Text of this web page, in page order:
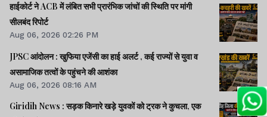
हाईकोर्ट ने ACB में लंबित सभी प्रारंभिक जांचों की स्थिति पर मांगी
सीलबंद रिपोर्ट
Aug 06, 2026 02:26 PM
JPSC आंदोलन : खुफिया एजेंसी का हाई अलर्ट , कई राज्यों से युवा व
असामाजिक तत्वों के पहुंचने की आशंका
Aug 06, 2026 08:16 AM
Giridih News : सड़क किनारे खड़े युवकों को ट्रक ने कुचला, एक